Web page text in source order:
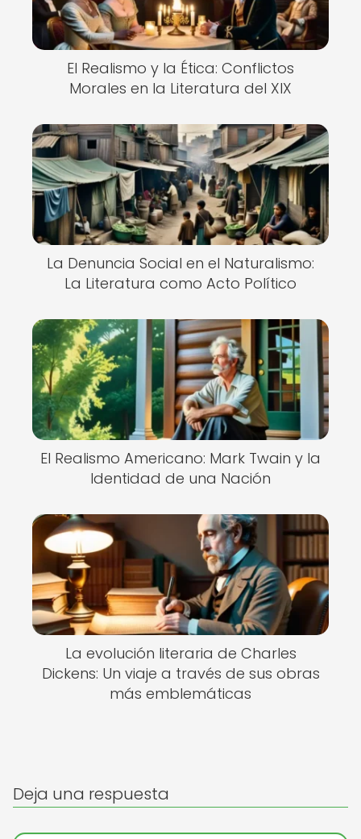
El Realismo y la Ética: Conflictos
Morales en la Literatura del XIX
La Denuncia Social en el Naturalismo:
La Literatura como Acto Político
El Realismo Americano: Mark Twain y la
Identidad de una Nación
La evolución literaria de Charles
Dickens: Un viaje a través de sus obras
más emblemáticas
Deja una respuesta